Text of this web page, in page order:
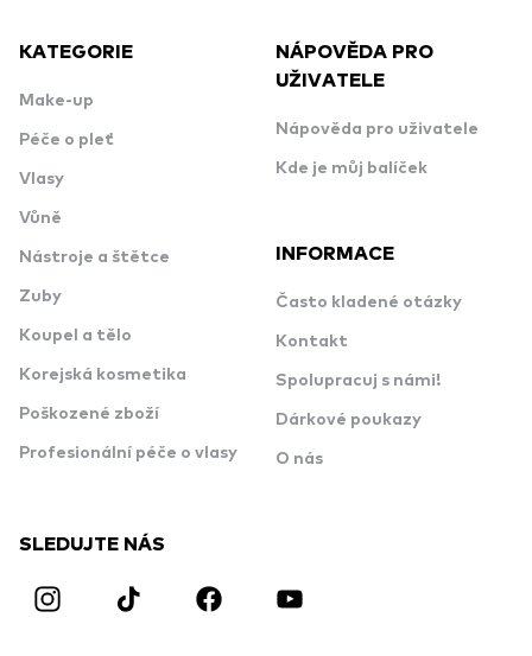
KATEGORIE
Make-up
Péče o pleť
Vlasy
Vůně
Nástroje a štětce
Zuby
Koupel a tělo
Korejská kosmetika
Poškozené zboží
Profesionální péče o vlasy
NÁPOVĚDA PRO
UŽIVATELE
Nápověda pro uživatele
Kde je můj balíček
INFORMACE
Často kladené otázky
Kontakt
Spolupracuj s námi!
Dárkové poukazy
O nás
SLEDUJTE NÁS